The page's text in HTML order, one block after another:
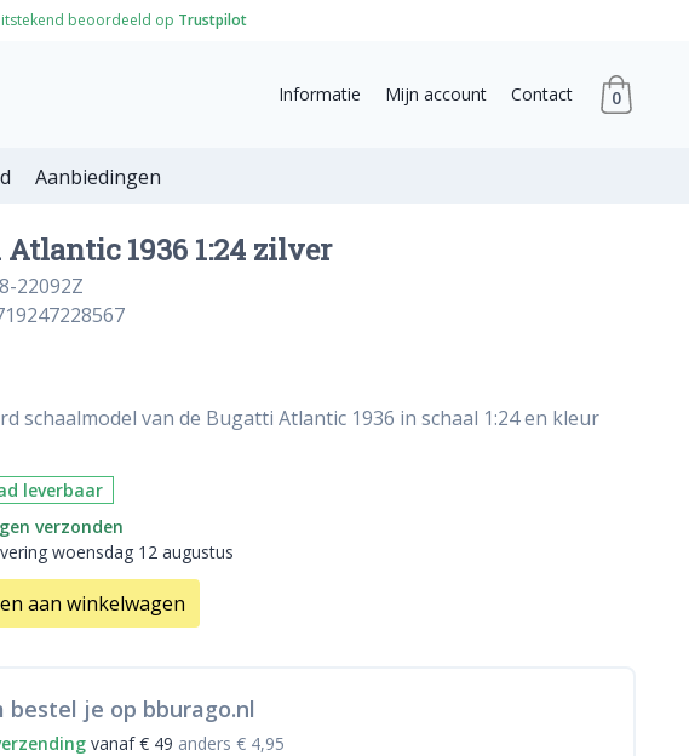
beoordeeld op Trustpilot
Informatie Mijn account Contact 0
Aanbiedingen
1936 1:24 zilver
22092Z
schaalmodel van de Bugatti Atlantic 1936 in schaal 1:24 en kleur
leverbaar
verzonden
woensdag 12 augustus
aan winkelwagen
bestel je op bburago.nl
vanaf € 49 anders € 4,95